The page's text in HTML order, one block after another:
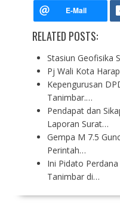
RELATED POSTS:
Stasiun Geofisika
Pj Wali Kota
Kepengurusan
Tanimbar.…
Pendapat dan
Laporan Surat…
Gempa M 7.5
Perintah…
Ini Pidato
Tanimbar di…